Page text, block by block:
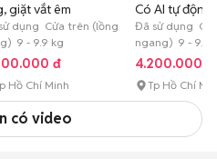
giặt vắt êm
dụng Cửa trên (lồng
9 - 9.9 kg
đ
Hồ Chí Minh
Có AI tự động
xả
Đã sử dụng
ngang) 9 - 9.9
4.200.000 đ
Tp Hồ Chí
có video